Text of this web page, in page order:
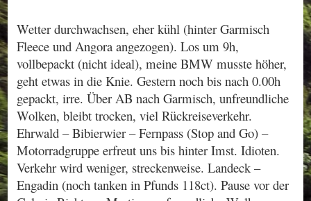
Wetter durchwachsen, eher kühl (hinter Garmisch
Fleece und Angora angezogen). Los um 9h,
vollbepackt (nicht ideal), meine BMW musste höher,
geht etwas in die Knie. Gestern noch bis nach 0.00h
gepackt, irre. Über AB nach Garmisch, unfreundliche
Wolken, bleibt trocken, viel Rückreiseverkehr.
Ehrwald – Bibierwier – Fernpass (Stop and Go) –
Motorradgruppe erfreut uns bis hinter Imst. Idioten.
Verkehr wird weniger, streckenweise. Landeck –
Engadin (noch tanken in Pfunds 118ct). Pause vor der